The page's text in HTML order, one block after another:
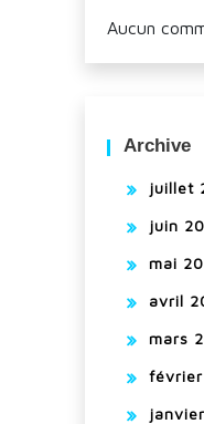
Aucun
Archive
juillet
juin
mai
avril
mars